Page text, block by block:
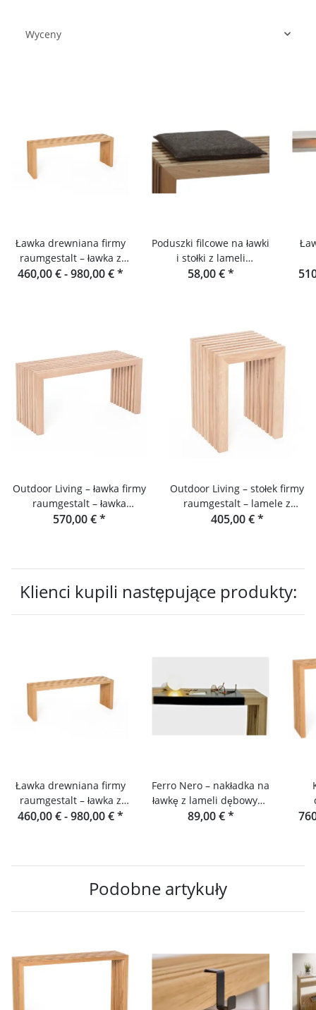
Wyceny
Ławka drewniana firmy
raumgestalt – ławka z
lameli dębowych
460,00 € -980,00 €*
Poduszki filcowe na ławki
i stołki z lameli
dębowych lub daglezji
58,00 €*
Outdoor Living – ławka firmy
raumgestalt – ławka
ogrodowa z drewna daglezji
570,00 €*
Outdoor Living – stołek firmy
raumgestalt – lamele z
drewna daglezji
405,00 €*
Klienci kupili następujące produkty:
Ławka drewniana firmy
raumgestalt – ławka z
lameli dębowych
460,00 € -980,00 €*
Ferro Nero – nakładka na
ławkę z lameli dębowych
i konsola
89,00 €*
Podobne artykuły